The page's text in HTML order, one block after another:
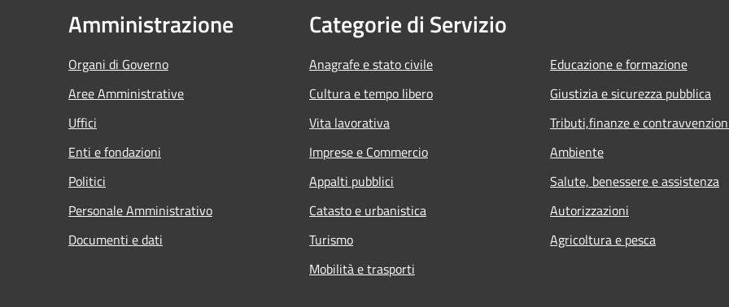
Amministrazione
Organi di Governo
Aree Amministrative
Uffici
Enti e fondazioni
Politici
Personale Amministrativo
Documenti e dati
Categorie di Servizio
Anagrafe e stato civile
Cultura e tempo libero
Vita lavorativa
Imprese e Commercio
Appalti pubblici
Catasto e urbanistica
Turismo
Mobilità e trasporti
Educazione e formazione
Giustizia e sicurezza pubblica
Tributi,finanze e
Ambiente
Salute, benessere e assistenza
Autorizzazioni
Agricoltura e pesca